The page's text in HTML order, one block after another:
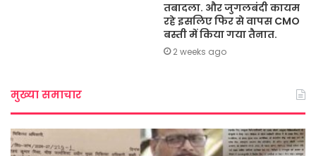
तबादला. और जुगलबंदी कायम
रहे इसलिए फिर से वापस CMO
बस्ती में किया गया तैनात.
2 weeks ago
मुख्या समाचार